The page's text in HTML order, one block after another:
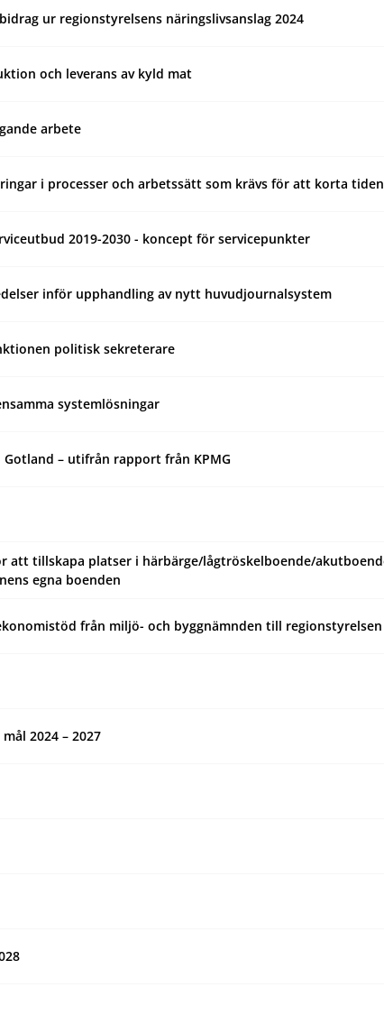
ur regionstyrelsens näringslivsanslag 2024
och leverans av kyld mat
arbete
i processer och arbetssätt som krävs för att korta
2019-2030 - koncept för servicepunkter
inför upphandling av nytt huvudjournalsystem
politisk sekreterare
systemlösningar
– utifrån rapport från KPMG
att tillskapa platser i härbärge/lågtröskelboende/
egna boenden
från miljö- och byggnämnden till regionstyrelsen
2024 – 2027